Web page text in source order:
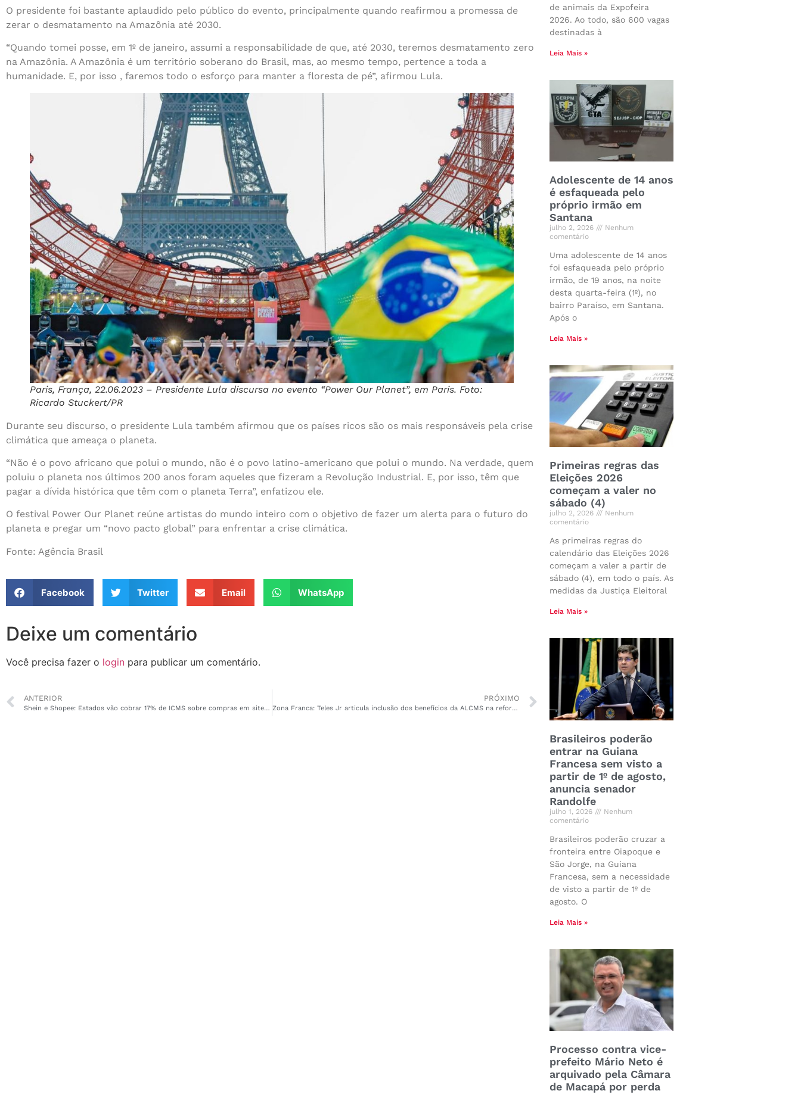
O presidente foi bastante aplaudido pelo público do evento, principalmente quando reafirmou a promessa de
zerar o desmatamento na Amazônia até 2030.
“Quando tomei posse, em 1º de janeiro, assumi a responsabilidade de que, até 2030, teremos desmatamento zero
na Amazônia. A Amazônia é um território soberano do Brasil, mas, ao mesmo tempo, pertence a toda a
humanidade. E, por isso , faremos todo o esforço para manter a floresta de pé”, afirmou Lula.
Paris, França, 22.06.2023 – Presidente Lula discursa no evento “Power Our Planet”, em Paris. Foto:
Ricardo Stuckert/PR
Durante seu discurso, o presidente Lula também afirmou que os países ricos são os mais responsáveis ​​pela crise
climática que ameaça o planeta.
“Não é o povo africano que polui o mundo, não é o povo latino-americano que polui o mundo. Na verdade, quem
poluiu o planeta nos últimos 200 anos foram aqueles que fizeram a Revolução Industrial. E, por isso, têm que
pagar a dívida histórica que têm com o planeta Terra”, enfatizou ele.
O festival Power Our Planet reúne artistas do mundo inteiro com o objetivo de fazer um alerta para o futuro do
planeta e pregar um “novo pacto global” para enfrentar a crise climática.
Fonte: Agência Brasil
Facebook Twitter Email WhatsApp
Deixe um comentário
Você precisa fazer o login para publicar um comentário.
ANTERIOR
Shein e Shopee: Estados vão cobrar 17% de ICMS sobre compras em sites estrangeiros
PRÓXIMO
Zona Franca: Teles Jr articula inclusão dos benefícios da ALCMS na reforma tributária
de animais da Expofeira
2026. Ao todo, são 600 vagas
destinadas à
Leia Mais »
Adolescente de 14 anos
é esfaqueada pelo
próprio irmão em
Santana
julho 2, 2026
Nenhum
comentário
Uma adolescente de 14 anos
foi esfaqueada pelo próprio
irmão, de 19 anos, na noite
desta quarta-feira (1º), no
bairro Paraíso, em Santana.
Após o
Leia Mais »
Primeiras regras das
Eleições 2026
começam a valer no
sábado (4)
julho 2, 2026
Nenhum
comentário
As primeiras regras do
calendário das Eleições 2026
começam a valer a partir de
sábado (4), em todo o país. As
medidas da Justiça Eleitoral
Leia Mais »
Brasileiros poderão
entrar na Guiana
Francesa sem visto a
partir de 1º de agosto,
anuncia senador
Randolfe
julho 1, 2026
Nenhum
comentário
Brasileiros poderão cruzar a
fronteira entre Oiapoque e
São Jorge, na Guiana
Francesa, sem a necessidade
de visto a partir de 1º de
agosto. O
Leia Mais »
Processo contra vice-
prefeito Mário Neto é
arquivado pela Câmara
de Macapá por perda